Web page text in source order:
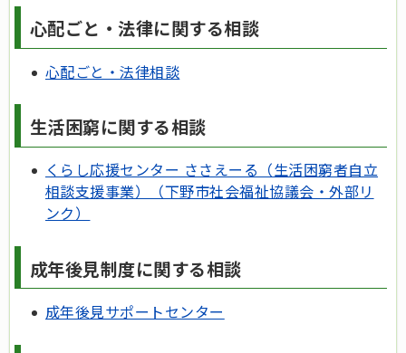
心配ごと・法律に関する相談
心配ごと・法律相談
生活困窮に関する相談
くらし応援センター ささえーる（生活困窮者自立
相談支援事業）（下野市社会福祉協議会・外部リ
ンク）
成年後見制度に関する相談
成年後見サポートセンター